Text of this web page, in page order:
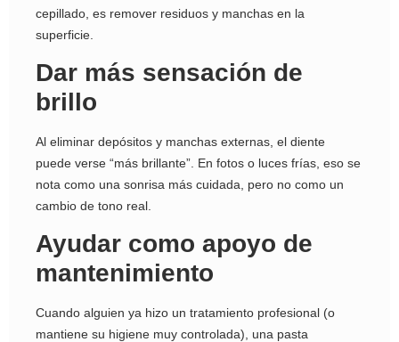
cepillado, es remover residuos y manchas en la
superficie.
Dar más sensación de
brillo
Al eliminar depósitos y manchas externas, el diente
puede verse “más brillante”. En fotos o luces frías, eso se
nota como una sonrisa más cuidada, pero no como un
cambio de tono real.
Ayudar como apoyo de
mantenimiento
Cuando alguien ya hizo un tratamiento profesional (o
mantiene su higiene muy controlada), una pasta